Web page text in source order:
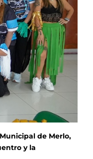
de Merlo,
y la